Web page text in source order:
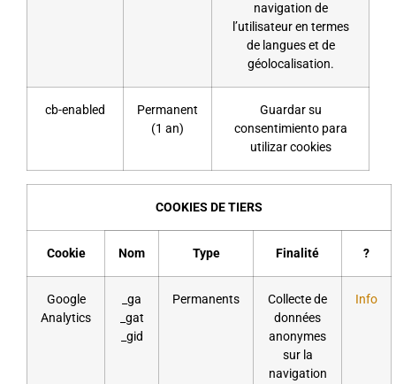
navigation de
l’utilisateur en termes
de langues et de
géolocalisation.
cb-enabled
Permanent
(1 an)
Guardar su
consentimiento para
utilizar cookies
COOKIES DE TIERS
Cookie Nom Type Finalité ?
Google
Analytics
_ga
_gat
_gid
Permanents
Collecte de
données
anonymes
sur la
navigation
Info